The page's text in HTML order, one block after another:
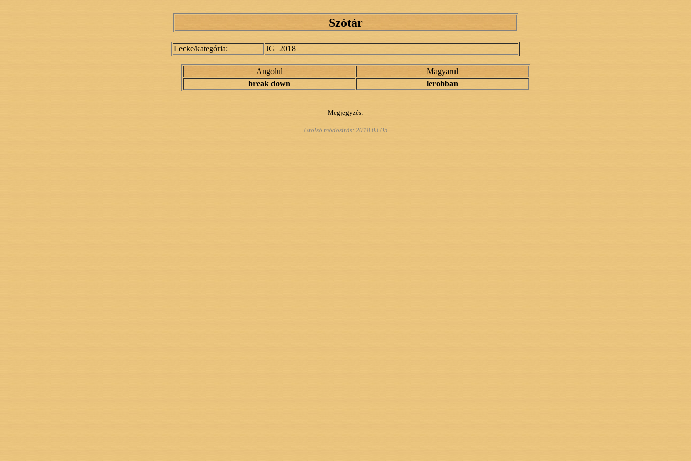
Szótár
Lecke/kategória: JG_2018
Angolul
Magyarul
break down
lerobban
Megjegyzés:
Utolsó módosítás: 2018.03.05